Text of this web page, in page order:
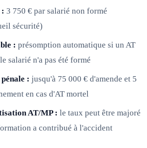
3 750 € par salarié non formé
sécurité)
: présomption automatique si un AT
salarié n'a pas été formé
: jusqu'à 75 000 € d'amende et 5
en cas d'AT mortel
AT/MP : le taux peut être majoré
a contribué à l'accident